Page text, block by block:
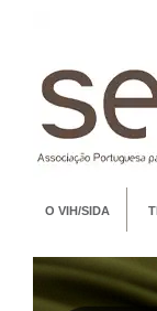
O VIH/SIDA